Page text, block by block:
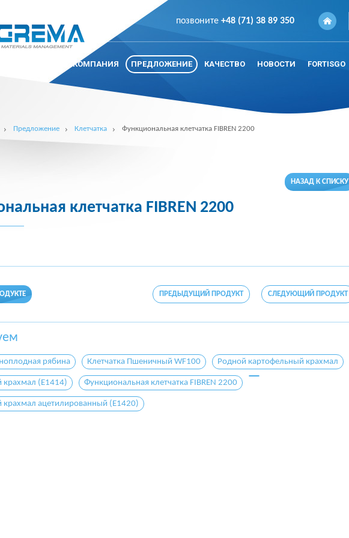
позвоните +48 (71) 38 89 350
КОМПАНИЯ ПРЕДЛОЖЕНИЕ КАЧЕСТВО НОВОСТИ FORTISGO
Предложение Клетчатка Функциональная клетчатка FIBREN 2200
НАЗАД К СПИСКУ
клетчатка FIBREN 2200
ПРЕДЫДУЩИЙ ПРОДУКТ СЛЕДУЮЩИЙ ПРОДУКТ
рябина Клетчатка Пшеничный WF100 Родной картофельный крахмал
крахмал (E1414) Функциональная клетчатка FIBREN 2200
крахмал ацетилированный (E1420)